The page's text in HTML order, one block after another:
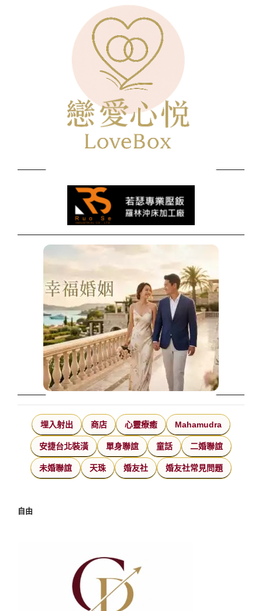
埋入射出 商店 心靈療癒 Mahamudra
安捷台北裝潢 單身聯誼 童話 二婚聯誼
未婚聯誼 天珠 婚友社 婚友社常見問題
自由